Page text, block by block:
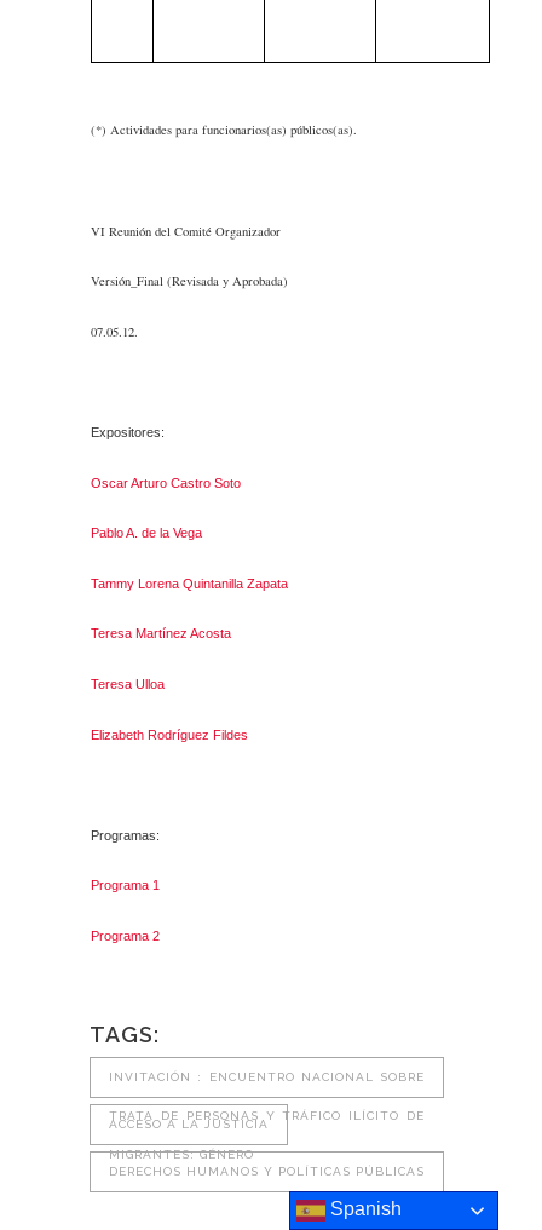
(*) Actividades para funcionarios(as) públicos(as).
VI Reunión del Comité Organizador
Versión_Final (Revisada y Aprobada)
07.05.12.
Expositores:
Oscar Arturo Castro Soto
Pablo A. de la Vega
Tammy Lorena Quintanilla Zapata
Teresa Martínez Acosta
Teresa Ulloa
Elizabeth Rodríguez Fildes
Programas:
Programa 1
Programa 2
TAGS:
INVITACIÓN : ENCUENTRO NACIONAL SOBRE
TRATA DE PERSONAS Y TRÁFICO ILÍCITO DE
MIGRANTES: GÉNERO
ACCESO A LA JUSTICIA
DERECHOS HUMANOS Y POLÍTICAS PÚBLICAS
Spanish